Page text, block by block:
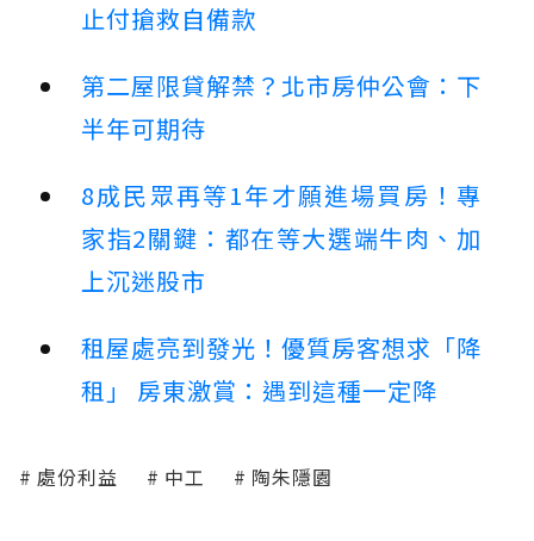
止付搶救自備款
第二屋限貸解禁？北市房仲公會：下
半年可期待
8成民眾再等1年才願進場買房！專
家指2關鍵：都在等大選端牛肉、加
上沉迷股市
租屋處亮到發光！優質房客想求「降
租」 房東激賞：遇到這種一定降
處份利益 中工 陶朱隱園